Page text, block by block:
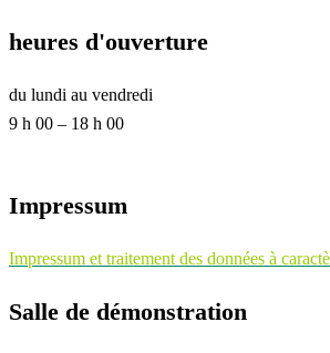
heures d'ouverture
du lundi au vendredi
9 h 00 – 18 h 00
Impressum
Impressum et traitement des données à
Salle de démonstration